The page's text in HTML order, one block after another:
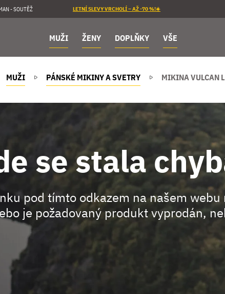
- SOUTĚŽ LETNÍ SLEVY VRCHOLÍ – AŽ -70 %!☀️
MUŽI ŽENY DOPLŇKY VŠE
MUŽI PÁNSKÉ MIKINY A SVETRY MIKINA VULCAN
se stala
pod tímto odkazem na našem
je požadovaný produkt vyprodán,